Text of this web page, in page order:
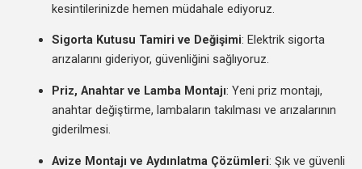
kesintilerinizde hemen müdahale ediyoruz.
Sigorta Kutusu Tamiri ve Değişimi: Elektrik sigorta
arızalarını gideriyor, güvenliğini sağlıyoruz.
Priz, Anahtar ve Lamba Montajı: Yeni priz montajı,
anahtar değiştirme, lambaların takılması ve arızalarının
giderilmesi.
Avize Montajı ve Aydınlatma Çözümleri: Şık ve güvenli